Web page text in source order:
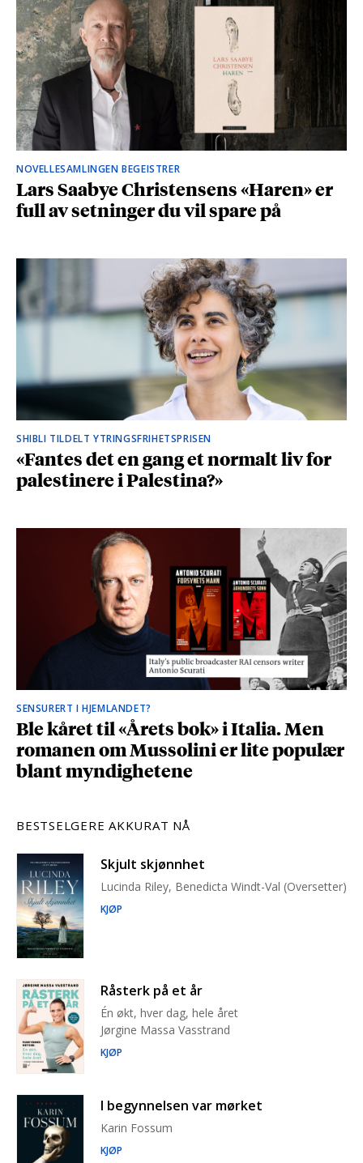
NOVELLESAMLINGEN BEGEISTRER
Lars Saabye Christensens «Haren» er
full av setninger du vil spare på
SHIBLI TILDELT YTRINGSFRIHETSPRISEN
«Fantes det en gang et normalt liv for
palestinere i Palestina?»
SENSURERT I HJEMLANDET?
Ble kåret til «Årets bok» i Italia. Men
romanen om Mussolini er lite populær
blant myndighetene
BESTSELGERE AKKURAT NÅ
Skjult skjønnhet
Lucinda Riley, Benedicta Windt-Val (Oversetter)
KJØP
Råsterk på et år
Én økt, hver dag, hele året
Jørgine Massa Vasstrand
KJØP
I begynnelsen var mørket
Karin Fossum
KJØP